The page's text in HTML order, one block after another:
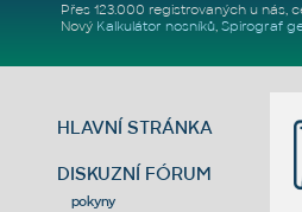
Přes 123.000 registrovaných u nás,
Nový Kalkulátor nosníků, Spirograf
HLAVNÍ STRÁNKA
DISKUZNÍ FÓRUM
pokyny